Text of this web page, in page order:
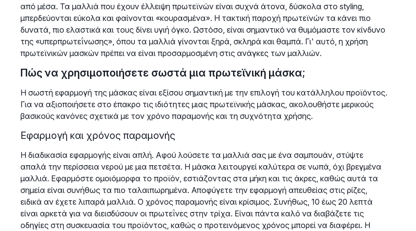
από μέσα. Τα μαλλιά που έχουν έλλειψη πρωτεϊνών είναι συχνά άτονα, δύσκολα στο styling,
μπερδεύονται εύκολα και φαίνονται «κουρασμένα». Η τακτική παροχή πρωτεϊνών τα κάνει πιο
δυνατά, πιο ελαστικά και τους δίνει υγιή όγκο. Ωστόσο, είναι σημαντικό να θυμόμαστε τον κίνδυνο
της «υπερπρωτεΐνωσης», όπου τα μαλλιά γίνονται ξηρά, σκληρά και θαμπά. Γι' αυτό, η χρήση
πρωτεϊνικών μασκών πρέπει να είναι προσαρμοσμένη στις ανάγκες των μαλλιών.
Πώς να χρησιμοποιήσετε σωστά μια πρωτεϊνική μάσκα;
Η σωστή εφαρμογή της μάσκας είναι εξίσου σημαντική με την επιλογή του κατάλληλου προϊόντος.
Για να αξιοποιήσετε στο έπακρο τις ιδιότητες μιας πρωτεϊνικής μάσκας, ακολουθήστε μερικούς
βασικούς κανόνες σχετικά με τον χρόνο παραμονής και τη συχνότητα χρήσης.
Εφαρμογή και χρόνος παραμονής
Η διαδικασία εφαρμογής είναι απλή. Αφού λούσετε τα μαλλιά σας με ένα σαμπουάν, στύψτε
απαλά την περίσσεια νερού με μια πετσέτα. Η μάσκα λειτουργεί καλύτερα σε νωπά, όχι βρεγμένα
μαλλιά. Εφαρμόστε ομοιόμορφα το προϊόν, εστιάζοντας στα μήκη και τις άκρες, καθώς αυτά τα
σημεία είναι συνήθως τα πιο ταλαιπωρημένα. Αποφύγετε την εφαρμογή απευθείας στις ρίζες,
ειδικά αν έχετε λιπαρά μαλλιά. Ο χρόνος παραμονής είναι κρίσιμος. Συνήθως, 10 έως 20 λεπτά
είναι αρκετά για να διεισδύσουν οι πρωτεΐνες στην τρίχα. Είναι πάντα καλό να διαβάζετε τις
οδηγίες στη συσκευασία του προϊόντος, καθώς ο προτεινόμενος χρόνος μπορεί να διαφέρει. Η